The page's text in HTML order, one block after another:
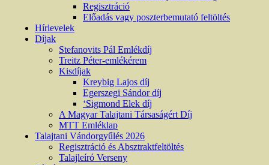
Regisztráció
Előadás vagy poszterbemutató feltöltés
Hírlevelek
Díjak
Stefanovits Pál Emlékdíj
Treitz Péter-emlékérem
Kisdíjak
Kreybig Lajos díj
Egerszegi Sándor díj
‘Sigmond Elek díj
A Magyar Talajtani Társaságért Díj
MTT Emléklap
Talajtani Vándorgyűlés 2026
Regisztráció és Absztraktfeltöltés
Talajleíró Verseny